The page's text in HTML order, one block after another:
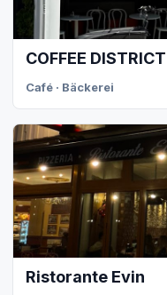
COFFEE DISTRICT
Café · Bäckerei
Ristorante Evin